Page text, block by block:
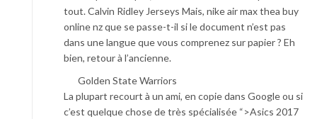
tout. Calvin Ridley Jerseys Mais, nike air max thea buy
online nz que se passe-t-il si le document n’est pas
dans une langue que vous comprenez sur papier ? Eh
bien, retour à l’ancienne.
Golden State Warriors
La plupart recourt à un ami, en copie dans Google ou si
c’est quelque chose de très spécialisée “>Asics 2017